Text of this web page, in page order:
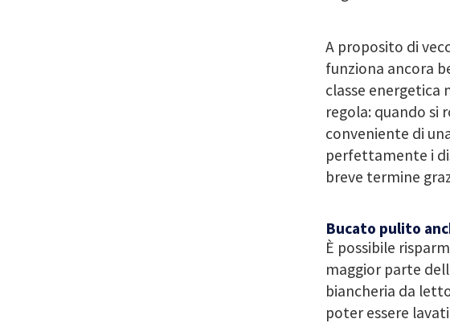
A proposito di
funziona ancora
classe
regola: quando si
conveniente di
perfettamente i
breve termine
Bucato pulito
È possibile
maggior parte
biancheria da
poter essere